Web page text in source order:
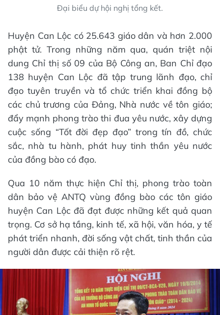
Đại biểu dự hội nghị tổng kết.
Huyện Can Lộc có 25.643 giáo dân và hơn 2.000
phật tử. Trong những năm qua, quán triệt nội
dung Chỉ thị số 09 của Bộ Công an, Ban Chỉ đạo
138 huyện Can Lộc đã tập trung lãnh đạo, chỉ
đạo tuyên truyền và tổ chức triển khai đồng bộ
các chủ trương của Đảng, Nhà nước về tôn giáo;
đẩy mạnh phong trào thi đua yêu nước, xây dựng
cuộc sống “Tốt đời đẹp đạo” trong tín đồ, chức
sắc, nhà tu hành, phát huy tinh thần yêu nước
của đồng bào có đạo.
Qua 10 năm thực hiện Chỉ thị, phong trào toàn
dân bảo vệ ANTQ vùng đồng bào các tôn giáo
huyện Can Lộc đã đạt được những kết quả quan
trọng. Cơ sở hạ tầng, kinh tế, xã hội, văn hóa, y tế
phát triển nhanh, đời sống vật chất, tinh thần của
người dân được cải thiện rõ rệt.